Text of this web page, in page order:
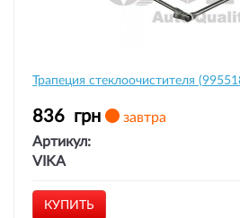
Трапеция стеклоочистителя
836 грн
завтра
Артикул:
VIKA
КУПИТЬ